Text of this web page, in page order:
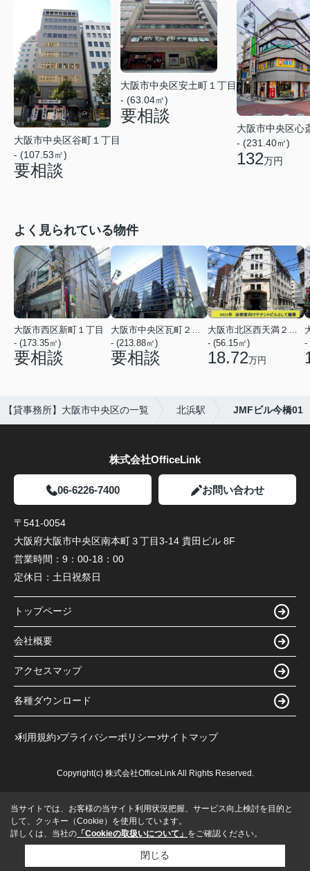
大阪市中央区谷町１丁目
- (107.53㎡)
要相談
大阪市中央区安土町１丁目
- (63.04㎡)
要相談
大阪市中央区心
- (231.40㎡)
132万円
よく見られている物件
大阪市西区新町１丁目
- (173.35㎡)
要相談
- (213.88㎡)
要相談
- (56.15㎡)
18.72万円
-
【貸事務所】大阪市中央区の一覧 北浜駅 JMFビル今橋01
株式会社OfficeLink
06-6226-7400 お問い合わせ
〒541-0054
大阪府大阪市中央区南本町３丁目3-14 貴田ビル 8F
営業時間： 9：00-18：00
定休日： 土日祝祭日
トップページ
会社概要
アクセスマップ
各種ダウンロード
利用規約 プライバシーポリシー サイトマップ
Copyright(c) 株式会社OfficeLink All Rights Reserved.
当サイトでは、お客様の当サイト利用状況把握、サービス向上検討を目的と
して、クッキー（Cookie）を使用しています。
詳しくは、当社の 「Cookieの取扱いについて」 をご確認ください。
閉じる